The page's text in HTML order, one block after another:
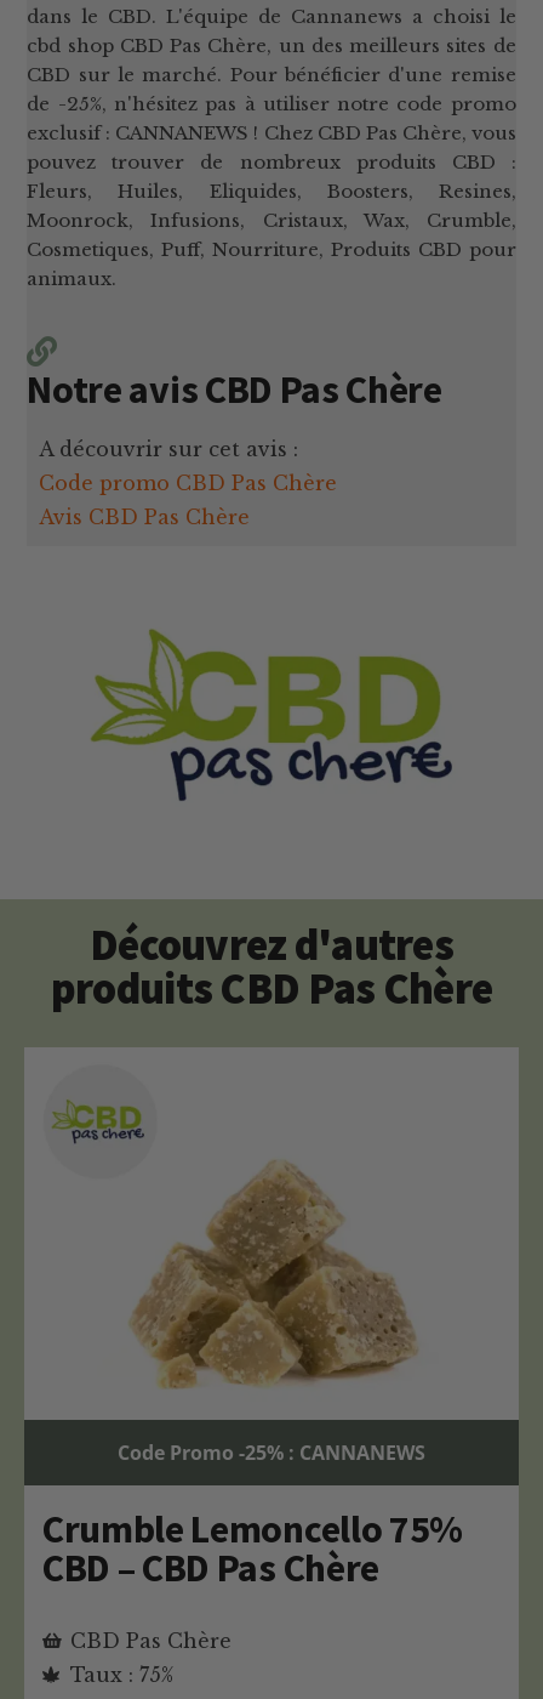
dans le CBD. L'équipe de Cannanews a choisi le
cbd shop CBD Pas Chère, un des meilleurs sites de
CBD sur le marché. Pour bénéficier d'une remise
de -25%, n'hésitez pas à utiliser notre code promo
exclusif : CANNANEWS ! Chez CBD Pas Chère, vous
pouvez trouver de nombreux produits CBD :
Fleurs, Huiles, Eliquides, Boosters, Resines,
Moonrock, Infusions, Cristaux, Wax, Crumble,
Cosmetiques, Puff, Nourriture, Produits CBD pour
animaux.
Notre avis CBD Pas Chère
A découvrir sur cet avis :
Code promo CBD Pas Chère
Avis CBD Pas Chère
Découvrez d'autres
produits CBD Pas Chère
Code Promo -25% : CANNANEWS
Crumble Lemoncello 75%
CBD – CBD Pas Chère
CBD Pas Chère
Taux : 75%